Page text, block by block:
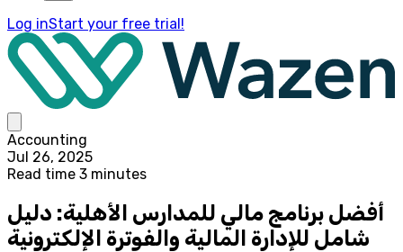
Log inStart your free trial!
Accounting
Jul 26, 2025
Read time 3 minutes
أفضل برنامج مالي للمدارس الأهلية: دليل
شامل للإدارة المالية والفوترة الإلكترونية